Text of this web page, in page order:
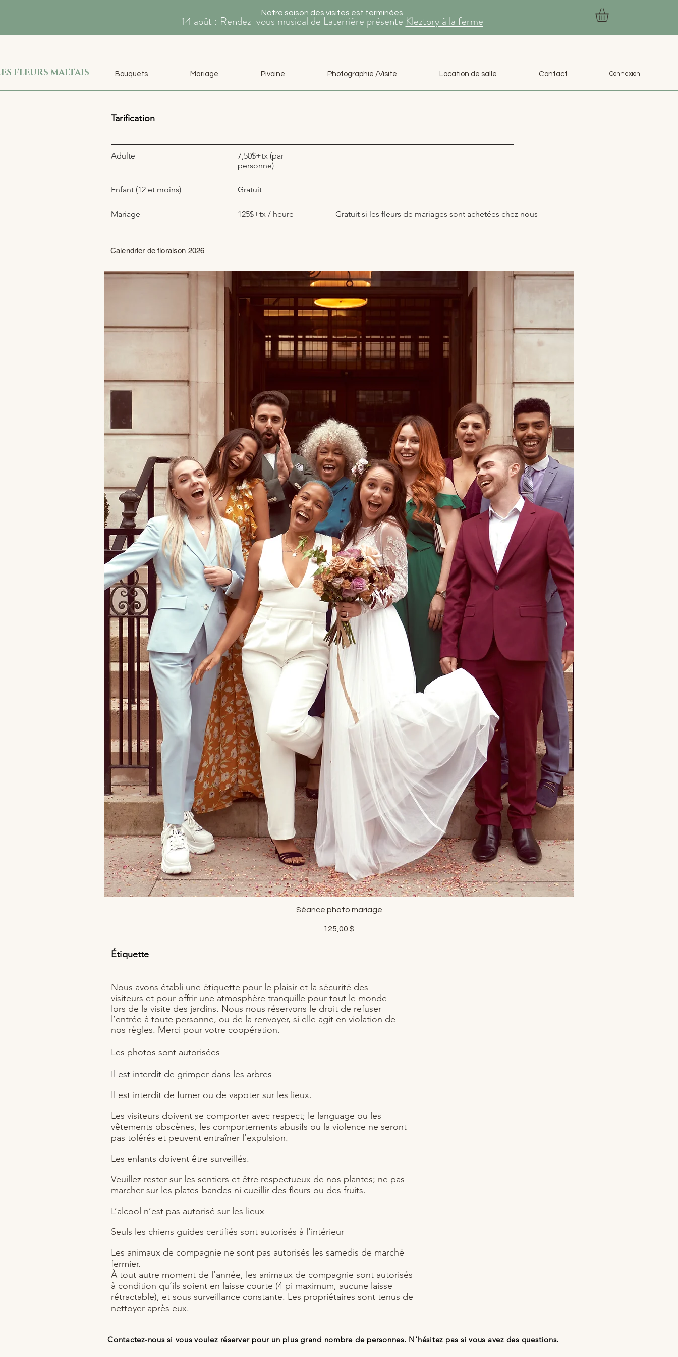
Notre saison des visites est terminées
14 août : Rendez-vous musical de Laterrière présente Kleztory à la ferme
FLEURS MALTAIS Bouquets Mariage Pivoine Photographie /Visite Location de salle Contact Connexion
Tarification
Adulte
Enfant (12 et moins)
7,50$+tx (par
personne)
Gratuit
Mariage 125$+tx / heure Gratuit si les fleurs de mariages sont achetées chez nous
Calendrier de floraison 2026
Aperçu rapide
Séance photo mariage
Prix
125,00 $
Étiquette
Nous avons établi une étiquette pour le plaisir et la sécurité des
visiteurs et pour offrir une atmosphère tranquille pour tout le monde
lors de la visite des jardins. Nous nous réservons le droit de refuser
l’entrée à toute personne, ou de la renvoyer, si elle agit en violation de
nos règles. Merci pour votre coopération.
Les photos sont autorisées
Il est interdit de grimper dans les arbres
Il est interdit de fumer ou de vapoter sur les lieux.
Les visiteurs doivent se comporter avec respect; le language ou les
vêtements obscènes, les comportements abusifs ou la violence ne seront
pas tolérés et peuvent entraîner l’expulsion.
Les enfants doivent être surveillés.
Veuillez rester sur les sentiers et être respectueux de nos plantes; ne pas
marcher sur les plates-bandes ni cueillir des fleurs ou des fruits.
L’alcool n’est pas autorisé sur les lieux
Seuls les chiens guides certifiés sont autorisés à l'intérieur
Les animaux de compagnie ne sont pas autorisés les samedis de marché
fermier.
À tout autre moment de l’année, les animaux de compagnie sont autorisés
à condition qu’ils soient en laisse courte (4 pi maximum, aucune laisse
rétractable), et sous surveillance constante. Les propriétaires sont tenus de
nettoyer après eux.
Contactez-nous si vous voulez réserver pour un plus grand nombre de personnes. N'hésitez pas si vous avez des questions.